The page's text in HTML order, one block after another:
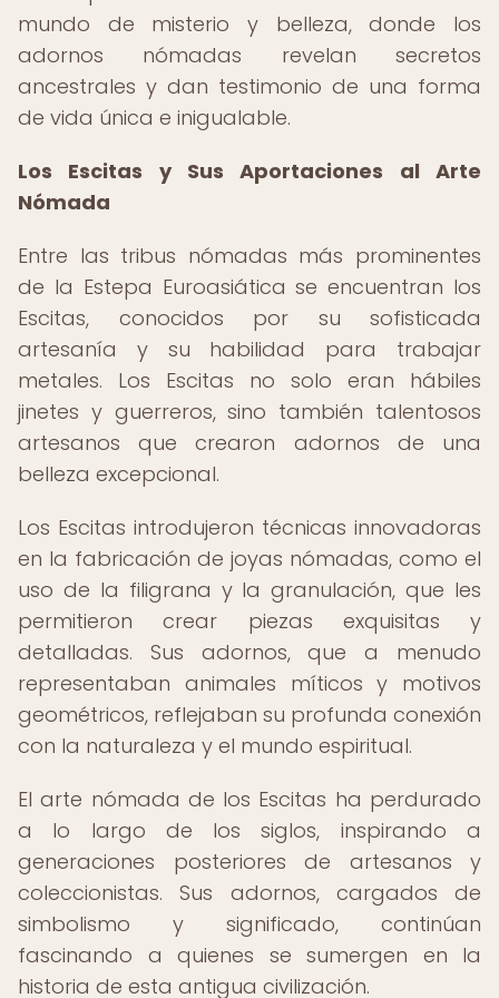
mundo de misterio y belleza, donde los
adornos nómadas revelan secretos
ancestrales y dan testimonio de una forma
de vida única e inigualable.
Los Escitas y Sus Aportaciones al Arte
Nómada
Entre las tribus nómadas más prominentes
de la Estepa Euroasiática se encuentran los
Escitas, conocidos por su sofisticada
artesanía y su habilidad para trabajar
metales. Los Escitas no solo eran hábiles
jinetes y guerreros, sino también talentosos
artesanos que crearon adornos de una
belleza excepcional.
Los Escitas introdujeron técnicas innovadoras
en la fabricación de joyas nómadas, como el
uso de la filigrana y la granulación, que les
permitieron crear piezas exquisitas y
detalladas. Sus adornos, que a menudo
representaban animales míticos y motivos
geométricos, reflejaban su profunda conexión
con la naturaleza y el mundo espiritual.
El arte nómada de los Escitas ha perdurado
a lo largo de los siglos, inspirando a
generaciones posteriores de artesanos y
coleccionistas. Sus adornos, cargados de
simbolismo y significado, continúan
fascinando a quienes se sumergen en la
historia de esta antigua civilización.